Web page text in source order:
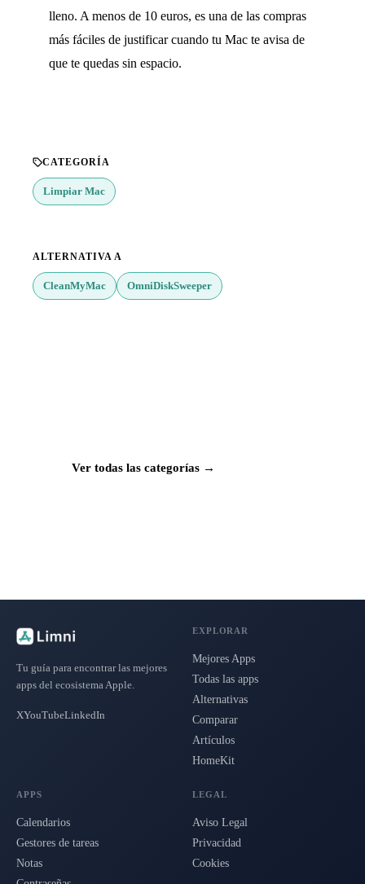
lleno. A menos de 10 euros, es una de las compras
más fáciles de justificar cuando tu Mac te avisa de
que te quedas sin espacio.
CATEGORÍA
Limpiar Mac
ALTERNATIVA A
CleanMyMac OmniDiskSweeper
Ver todas las categorías →
Tu guía para encontrar las mejores
apps del ecosistema Apple.
XYouTubeLinkedIn
EXPLORAR
Mejores Apps
Todas las apps
Alternativas
Comparar
Artículos
HomeKit
APPS
Calendarios
Gestores de tareas
Notas
LEGAL
Aviso Legal
Privacidad
Cookies